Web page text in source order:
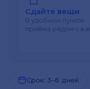
Сдайте вещи
В удобном пункте
приёма рядом с
Срок: 3–6 дней